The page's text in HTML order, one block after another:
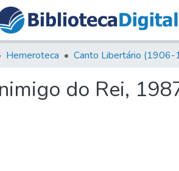
Hemeroteca
do Rei,